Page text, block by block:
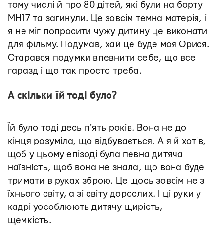
тому числі й про 80 дітей, які були на борту
MH17 та загинули. Це зовсім темна матерія, і
я не міг попросити чужу дитину це виконати
для фільму. Подумав, хай це буде моя Орися.
Старався подумки впевнити себе, що все
гаразд і що так просто треба.
А скільки їй тоді було?
Їй було тоді десь пʼять років. Вона не до
кінця розуміла, що відбувається. А я й хотів,
щоб у цьому епізоді була певна дитяча
наївність, щоб вона не знала, що вона буде
тримати в руках зброю. Це щось зовсім не з
їхнього світу, а зі світу дорослих. І ці руки у
кадрі уособлюють дитячу щирість,
щемкість.